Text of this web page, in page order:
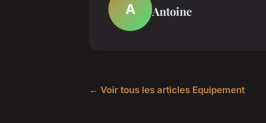
A Antoine
← Voir tous les articles Equipement